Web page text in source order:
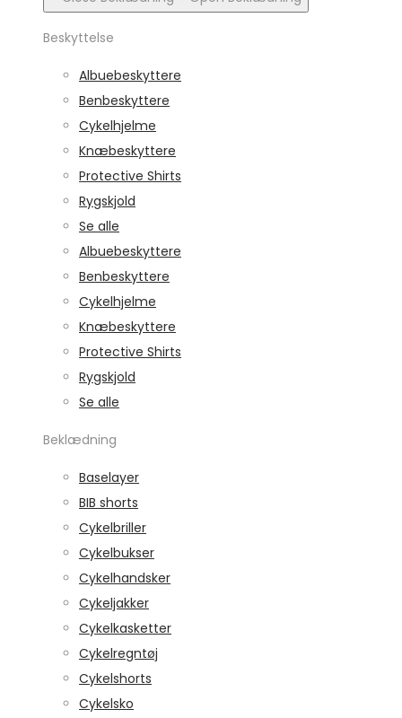
Beskyttelse
Albuebeskyttere
Benbeskyttere
Cykelhjelme
Knæbeskyttere
Protective Shirts
Rygskjold
Se alle
Albuebeskyttere
Benbeskyttere
Cykelhjelme
Knæbeskyttere
Protective Shirts
Rygskjold
Se alle
Beklædning
Baselayer
BIB shorts
Cykelbriller
Cykelbukser
Cykelhandsker
Cykeljakker
Cykelkasketter
Cykelregntøj
Cykelshorts
Cykelsko